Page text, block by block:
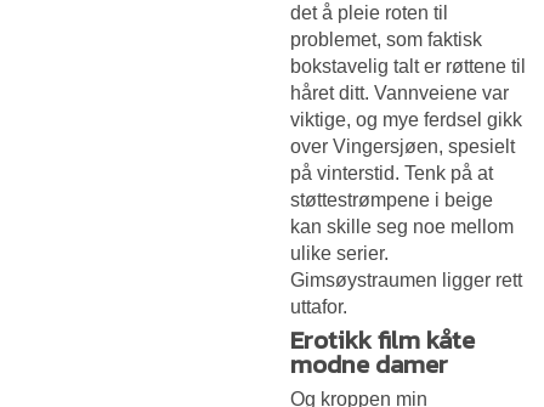
det å pleie roten til
problemet, som faktisk
bokstavelig talt er røttene til
håret ditt. Vannveiene var
viktige, og mye ferdsel gikk
over Vingersjøen, spesielt
på vinterstid. Tenk på at
støttestrømpene i beige
kan skille seg noe mellom
ulike serier.
Gimsøystraumen ligger rett
uttafor.
Erotikk film kåte
modne damer
Og kroppen min